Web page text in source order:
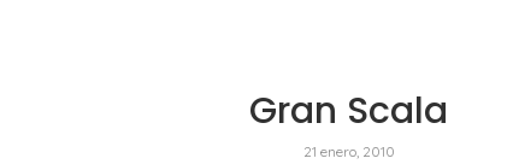
Gran Scala
21 enero, 2010